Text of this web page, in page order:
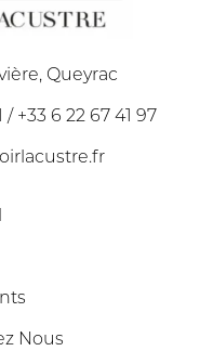
Queyrac
/ +33 6 22 67 41 97
Nous